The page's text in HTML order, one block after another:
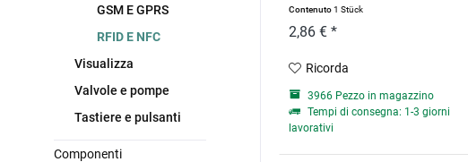
GSM E GPRS
RFID E NFC
Visualizza
Valvole e pompe
Tastiere e pulsanti
Componenti
Contenuto1 Stück
2,86 € *
Ricorda
3966 Pezzo in magazzino
Tempi di consegna: 1-3 giorni
lavorativi